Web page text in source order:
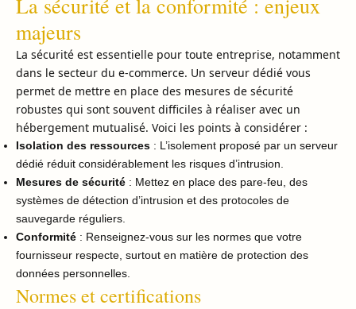
majeurs
La sécurité est essentielle pour toute entreprise, notamment
dans le secteur du e-commerce. Un serveur dédié vous
permet de mettre en place des mesures de sécurité
robustes qui sont souvent difficiles à réaliser avec un
hébergement mutualisé. Voici les points à considérer :
Isolation des ressources : L’isolement proposé par un serveur
dédié réduit considérablement les risques d’intrusion.
Mesures de sécurité : Mettez en place des pare-feu, des
systèmes de détection d’intrusion et des protocoles de
sauvegarde réguliers.
Conformité : Renseignez-vous sur les normes que votre
fournisseur respecte, surtout en matière de protection des
données personnelles.
Normes et certifications